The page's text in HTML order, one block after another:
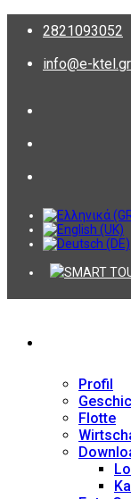
2821093052
info@e-ktel.gr
Profil
Flotte